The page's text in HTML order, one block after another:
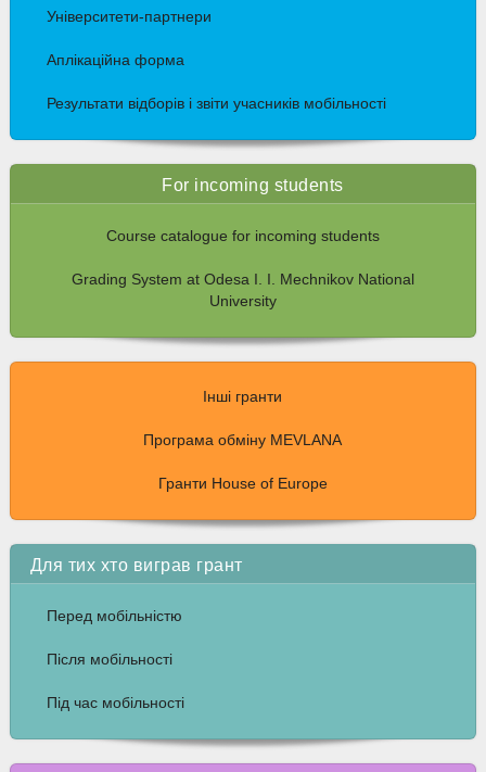
Університети-партнери
Аплікаційна форма
Результати відборів і звіти учасників мобільності
For incoming students
Course catalogue for incoming students
Grading System at Odesa I. I. Mechnikov National
University
Інші гранти
Програма обміну MEVLANA
Гранти House of Europe
Для тих хто виграв грант
Перед мобільністю
Після мобільності
Під час мобільності